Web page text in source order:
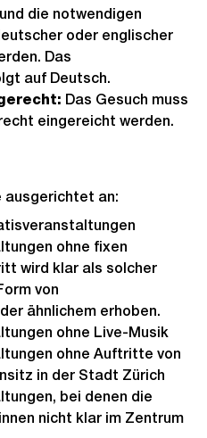
die notwendigen
oder englischer
Das
auf Deutsch.
Das Gesuch muss
eingereicht werden.
ausgerichtet an:
ohne fixen
wird klar als solcher
von
ähnlichem erhoben.
ohne Live-Musik
ohne Auftritte von
in der Stadt Zürich
bei denen die
nicht klar im Zentrum